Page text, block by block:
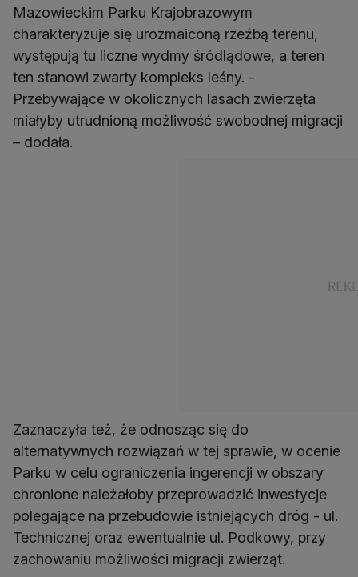
Mazowieckim Parku Krajobrazowym
charakteryzuje się urozmaiconą rzeźbą terenu,
występują tu liczne wydmy śródlądowe, a teren
ten stanowi zwarty kompleks leśny. -
Przebywające w okolicznych lasach zwierzęta
miałyby utrudnioną możliwość swobodnej migracji
– dodała.
Zaznaczyła też, że odnosząc się do
alternatywnych rozwiązań w tej sprawie, w ocenie
Parku w celu ograniczenia ingerencji w obszary
chronione należałoby przeprowadzić inwestycje
polegające na przebudowie istniejących dróg - ul.
Technicznej oraz ewentualnie ul. Podkowy, przy
zachowaniu możliwości migracji zwierząt.